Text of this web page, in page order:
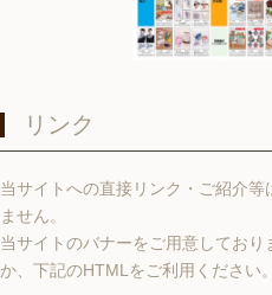
リンク
当サイトへの直接リンク・ご紹介
ません。
当サイトのバナーをご用意しており
か、下記のHTMLをご利用ください。